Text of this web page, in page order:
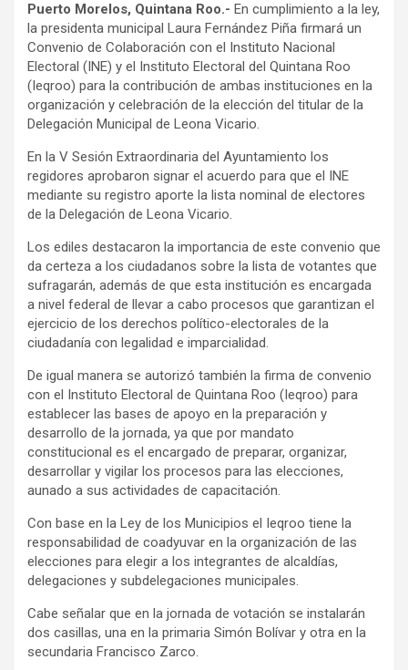
Puerto Morelos, Quintana Roo.- En cumplimiento a la ley,
la presidenta municipal Laura Fernández Piña firmará un
Convenio de Colaboración con el Instituto Nacional
Electoral (INE) y el Instituto Electoral del Quintana Roo
(Ieqroo) para la contribución de ambas instituciones en la
organización y celebración de la elección del titular de la
Delegación Municipal de Leona Vicario.
En la V Sesión Extraordinaria del Ayuntamiento los
regidores aprobaron signar el acuerdo para que el INE
mediante su registro aporte la lista nominal de electores
de la Delegación de Leona Vicario.
Los ediles destacaron la importancia de este convenio que
da certeza a los ciudadanos sobre la lista de votantes que
sufragarán, además de que esta institución es encargada
a nivel federal de llevar a cabo procesos que garantizan el
ejercicio de los derechos político-electorales de la
ciudadanía con legalidad e imparcialidad.
De igual manera se autorizó también la firma de convenio
con el Instituto Electoral de Quintana Roo (Ieqroo) para
establecer las bases de apoyo en la preparación y
desarrollo de la jornada, ya que por mandato
constitucional es el encargado de preparar, organizar,
desarrollar y vigilar los procesos para las elecciones,
aunado a sus actividades de capacitación.
Con base en la Ley de los Municipios el Ieqroo tiene la
responsabilidad de coadyuvar en la organización de las
elecciones para elegir a los integrantes de alcaldías,
delegaciones y subdelegaciones municipales.
Cabe señalar que en la jornada de votación se instalarán
dos casillas, una en la primaria Simón Bolívar y otra en la
secundaria Francisco Zarco.